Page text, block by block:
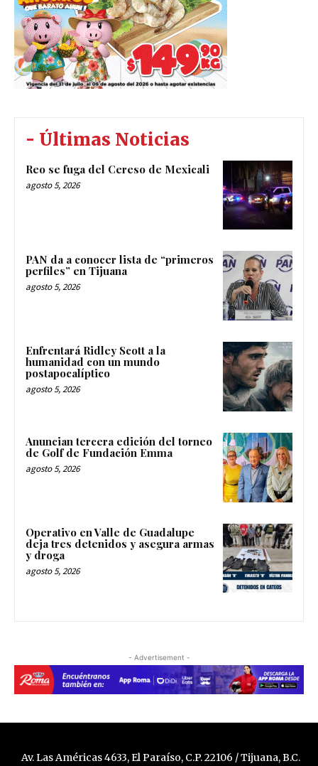
- Últimas Noticias
Reo se fuga del Cereso de Mexicali
agosto 5, 2026
PAN da a conocer lista de “primeros
perfiles” en Tijuana
agosto 5, 2026
Enfrentará Ridley Scott a la
humanidad con un mundo
postapocalíptico
agosto 5, 2026
Anuncian tercera edición del torneo
de Golf de Fundación Emma
agosto 5, 2026
Operativo en Valle de Guadalupe
deja tres detenidos y asegura armas
y droga
agosto 5, 2026
- Advertisement -
Av. Las Américas 4633, El Paraíso, C.P. 22106 / Tijuana, B.C.